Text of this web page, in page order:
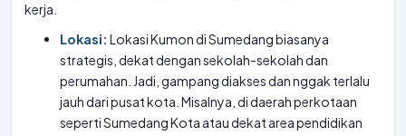
kerja.
Lokasi: Lokasi Kumon di Sumedang biasanya
strategis, dekat dengan sekolah-sekolah dan
perumahan. Jadi, gampang diakses dan nggak terlalu
jauh dari pusat kota. Misalnya, di daerah perkotaan
seperti Sumedang Kota atau dekat area pendidikan